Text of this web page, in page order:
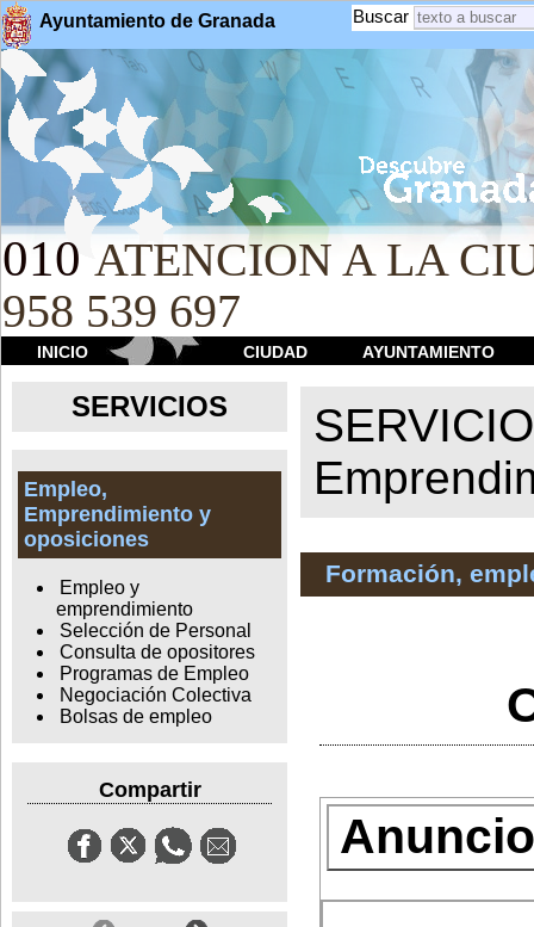
Ayuntamiento de Granada Buscar
010 ATENCION A LA
958 539 697
INICIO CIUDAD AYUNTAMIENTO
SERVICIOS
Empleo,
Emprendimiento y
oposiciones
Empleo y
emprendimiento
Selección de Personal
Consulta de opositores
Programas de Empleo
Negociación Colectiva
Bolsas de empleo
Compartir
Formación,